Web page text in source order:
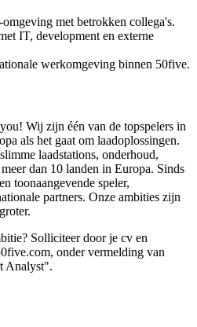
met betrokken collega's.
IT, development en externe
werkomgeving binnen 50five.
Wij zijn één van de topspelers in
als het gaat om laadoplossingen.
laadstations, onderhoud,
dan 10 landen in Europa. Sinds
toonaangevende speler,
partners. Onze ambities zijn
Solliciteer door je cv en
onder vermelding van
Analyst".